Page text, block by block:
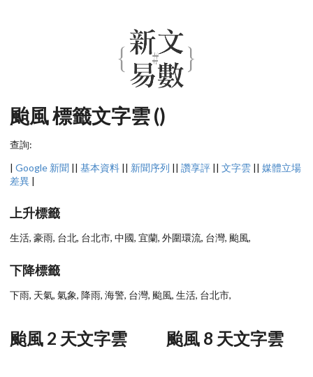
颱風 標籤文字雲 ()
查詢:
| Google 新聞 || 基本資料 || 新聞序列 || 讚享評 || 文字雲 || 媒體立場
差異 |
上升標籤
生活, 豪雨, 台北, 台北市, 中國, 宜蘭, 外圍環流, 台灣, 颱風,
下降標籤
下雨, 天氣, 氣象, 降雨, 海警, 台灣, 颱風, 生活, 台北市,
颱風 2 天文字雲 颱風 8 天文字雲